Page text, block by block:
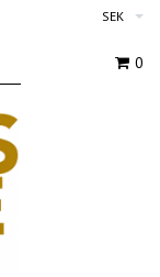
SEK
0